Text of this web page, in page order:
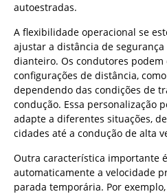
autoestradas.
A flexibilidade operacional se
ajustar a distância de
dianteiro. Os condutores podem
configurações de distância,
dependendo das condições de
condução. Essa personalização
adapte a diferentes situações,
cidades até a condução de alta
Outra característica importante
automaticamente a velocidade
parada temporária. Por